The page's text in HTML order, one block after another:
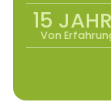
15
Von